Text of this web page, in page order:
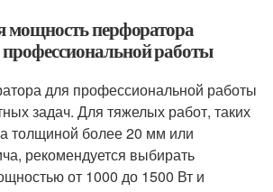
мощность перфоратора
работы
для профессиональной работы
задач. Для тяжелых работ, таких
толщиной более 20 мм или
рекомендуется выбирать
от 1000 до 1500 Вт и